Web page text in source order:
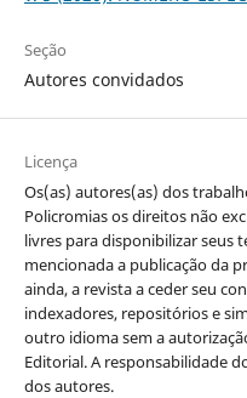
Seção
Autores convidados
Licença
Os(as) autores(as) dos
Policromias os direitos não
livres para disponibilizar seus
mencionada a publicação da
ainda, a revista a ceder seu
indexadores, repositórios e
outro idioma sem a
Editorial. A responsabilidade
dos autores.